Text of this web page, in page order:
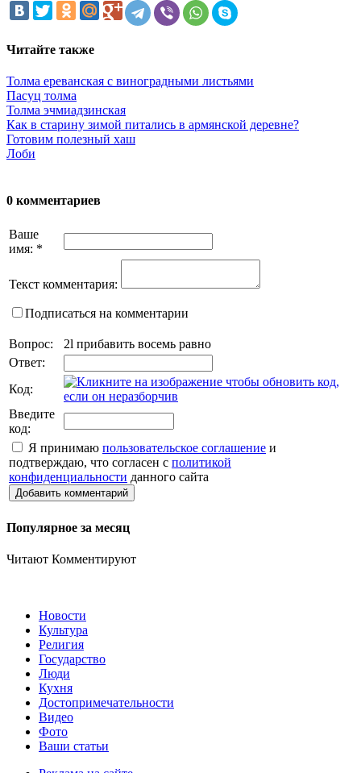
Читайте также
Толма ереванская с виноградными листьями
Пасуц толма
Толма эчмиадзинская
Как в старину зимой питались в армянской деревне?
Готовим полезный хаш
Лоби
0 комментариев
Ваше
имя: *
Текст комментария:
Подписаться на комментарии
Вопрос:
2l прибавить восемь равно
Ответ:
Код:
Введите
код:
Я принимаю пользовательское соглашение и
подтверждаю, что согласен с политикой
конфиденциальности данного сайта
Добавить комментарий
Популярное за месяц
Читают Комментируют
Новости
Культура
Религия
Государство
Люди
Кухня
Достопримечательности
Видео
Фото
Ваши статьи